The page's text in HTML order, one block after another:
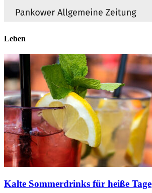
Leben
Kalte Sommerdrinks für heiße Tage